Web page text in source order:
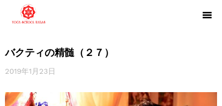
バクティの精髄（２７）
2019年1月23日